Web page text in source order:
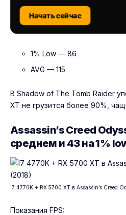
Начать сейчас
1% Low — 86
AVG — 115
В Shadow of The Tomb Raider
XT не грузится более 90%,
Assassin’s Creed
среднем и 43 на 1%
I7 4770K + RX 5700 XT в Assassin’s Creed
Показания FPS: